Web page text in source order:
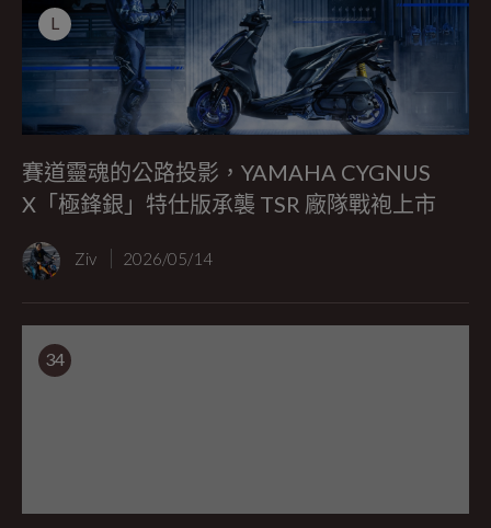
L
賽道靈魂的公路投影，YAMAHA CYGNUS
X「極鋒銀」特仕版承襲 TSR 廠隊戰袍上市
Ziv 2026/05/14
34